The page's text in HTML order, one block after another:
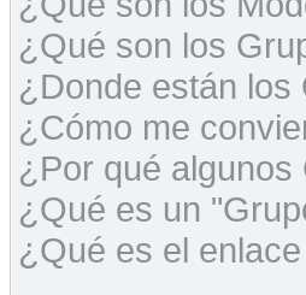
¿Qué son los
¿Donde están los
¿Cómo me
¿Por qué
¿Qué es un
¿Qué es el